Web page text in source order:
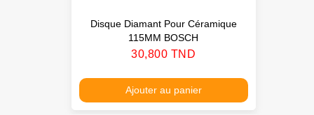
Disque Diamant Pour Céramique
115MM BOSCH
Prix
30,800 TND
Ajouter au panier